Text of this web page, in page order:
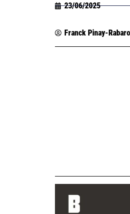
23/06/2025
Franck Pinay-